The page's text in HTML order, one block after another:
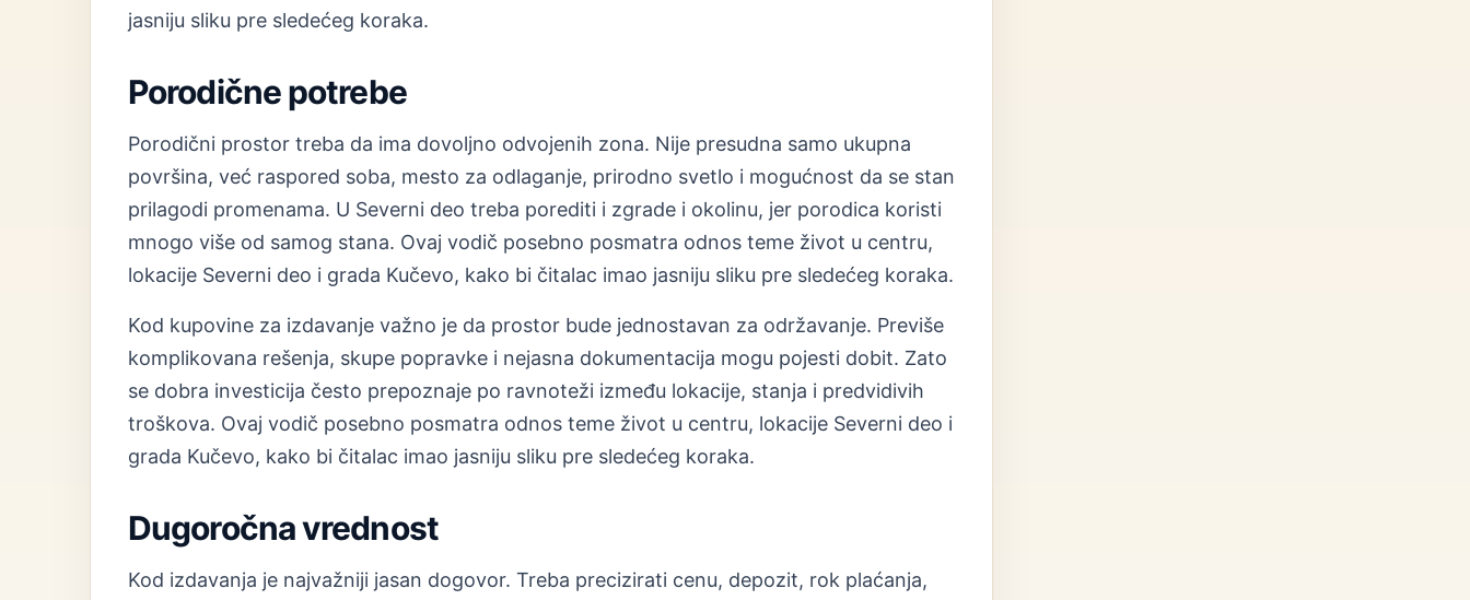
jasniju sliku pre sledećeg koraka.
Porodične potrebe
Porodični prostor treba da ima dovoljno odvojenih zona. Nije presudna samo ukupna
površina, već raspored soba, mesto za odlaganje, prirodno svetlo i mogućnost da se stan
prilagodi promenama. U Severni deo treba porediti i zgrade i okolinu, jer porodica koristi
mnogo više od samog stana. Ovaj vodič posebno posmatra odnos teme život u centru,
lokacije Severni deo i grada Kučevo, kako bi čitalac imao jasniju sliku pre sledećeg koraka.
Kod kupovine za izdavanje važno je da prostor bude jednostavan za održavanje. Previše
komplikovana rešenja, skupe popravke i nejasna dokumentacija mogu pojesti dobit. Zato
se dobra investicija često prepoznaje po ravnoteži između lokacije, stanja i predvidivih
troškova. Ovaj vodič posebno posmatra odnos teme život u centru, lokacije Severni deo i
grada Kučevo, kako bi čitalac imao jasniju sliku pre sledećeg koraka.
Dugoročna vrednost
Kod izdavanja je najvažniji jasan dogovor. Treba precizirati cenu, depozit, rok plaćanja,